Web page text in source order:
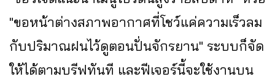
"ขอหน้าต่างสภาพอากาศที่โชว์แค่ความเร็วลม
กับปริมาณฝนไว้ดูตอนปั่นจักรยาน" ระบบก็จัด
ให้ได้ตามบรีฟทันที และฟีเจอร์นี้จะใช้งานบน